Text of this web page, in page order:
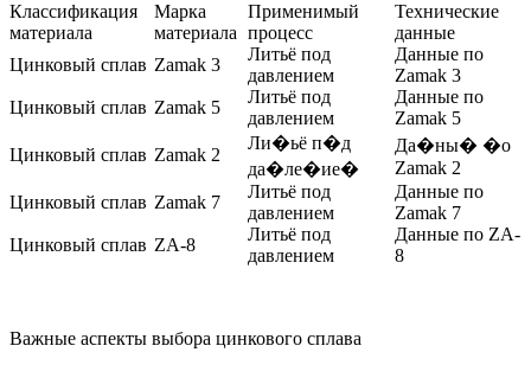
Классификация
материала
Марка
материала
Применимый
процесс
Технические
данные
Цинковый сплав Zamak 3
Литьё под
давлением
Данные по
Zamak 3
Цинковый сплав Zamak 5
Литьё под
давлением
Данные по
Zamak 5
Цинковый сплав Zamak 2
Ли�ьё п�д
да�ле�ие�
Да�ны� �о
Zamak 2
Цинковый сплав Zamak 7
Литьё под
давлением
Данные по
Zamak 7
Цинковый сплав ZA-8
Литьё под
давлением
Данные по ZA-
8
Важные аспекты выбора цинкового сплава